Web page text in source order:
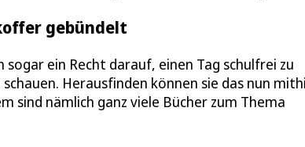
gebündelt
ein Recht darauf, einen Tag schulfrei zu
Herausfinden können sie das nun
sind nämlich ganz viele Bücher zum Thema